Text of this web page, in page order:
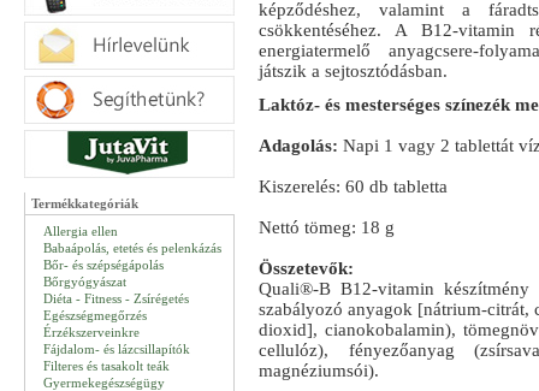
Termékkategóriák
Allergia ellen
Babaápolás, etetés és pelenkázás
Bőr- és szépségápolás
Bőrgyógyászat
Diéta - Fitness - Zsírégetés
Egészségmegőrzés
Érzékszerveinkre
Fájdalom- és lázcsillapítók
Filteres és tasakolt teák
Gyermekegészségügy
képződéshez, valamint a
csökkentéséhez. A B12-vitamin
energiatermelő anyagcsere-
játszik a sejtosztódásban.
Laktóz- és mesterséges színezék
Adagolás: Napi 1 vagy 2 tablettát
Kiszerelés: 60 db tabletta
Nettó tömeg: 18 g
Összetevők:
Quali®-B B12-vitamin készítmény
szabályozó anyagok [nátrium-citrát,
dioxid], cianokobalamin),
cellulóz), fényezőanyag
magnéziumsói).